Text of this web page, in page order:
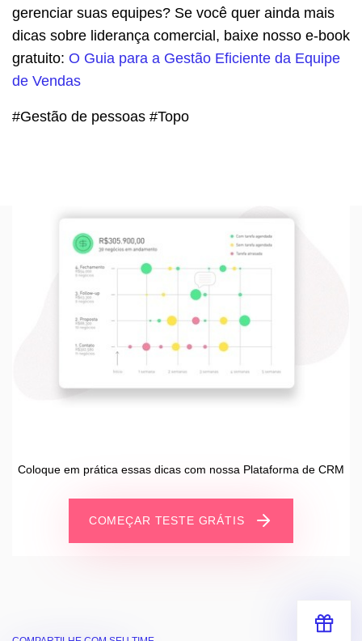
gerenciar suas equipes? Se você quer ainda mais
dicas sobre liderança comercial, baixe nosso e-book
gratuito: O Guia para a Gestão Eficiente da Equipe
de Vendas
#Gestão de pessoas #Topo
Coloque em prática essas dicas com nossa Plataforma de CRM
COMEÇAR TESTE GRÁTIS